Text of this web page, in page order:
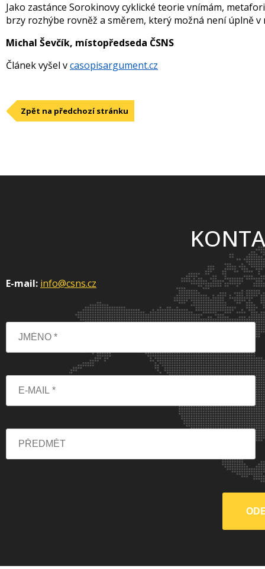
Jako zastánce Sorokinovy cyklické teorie vnímám,
brzy rozhýbe rovněž a směrem, který možná není úplně v
Michal Ševčík, místopředseda ČSNS
Článek vyšel vcasopisargument.cz
Zpět na předchozí stránku
E-mail: info@csns.cz